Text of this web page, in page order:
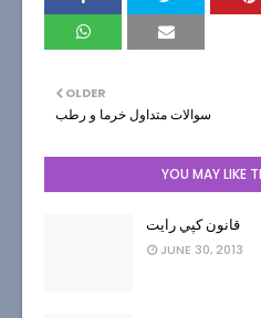
OLDER
سوالات متداول خرما و رطب
YOU MAY LIKE
قانون كپي رايت
JUNE 30, 2013